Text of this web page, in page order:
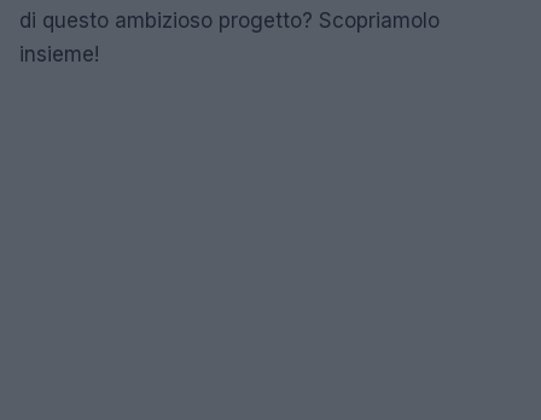
di questo ambizioso progetto? Scopriamolo
insieme!